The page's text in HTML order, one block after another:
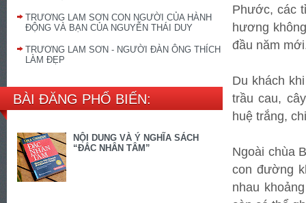
TRƯƠNG LAM SƠN CON NGƯỜI CỦA HÀNH
ĐỘNG VÀ BẠN CỦA NGUYỄN THÁI DUY
TRƯƠNG LAM SƠN - NGƯỜI ĐÀN ÔNG THÍCH
LÀM ĐẸP
BÀI ĐĂNG PHỔ BIẾN:
NỘI DUNG VÀ Ý NGHĨA SÁCH
“ĐẮC NHÂN TÂM”
Phước, các
hương
đầu năm
Du khách
trầu cau,
huệ trắng,
Ngoài chùa
con đường
nhau